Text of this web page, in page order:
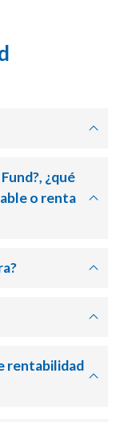
¿qué
o renta
rentabilidad